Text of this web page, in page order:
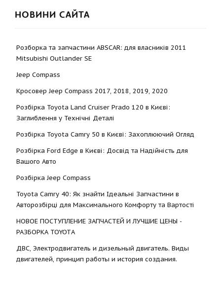
НОВИНИ САЙТА
Розборка та запчастини ABSCAR: для власників 2011
Mitsubishi Outlander SE
Jeep Compass
Кросовер Jeep Compass 2017, 2018, 2019, 2020
Розбірка Toyota Land Cruiser Prado 120 в Києві:
Заглиблення у Технічні Деталі
Розбірка Toyota Camry 50 в Києві: Захоплюючий Огляд
Розбірка Ford Edge в Києві: Досвід та Надійність для
Вашого Авто
Розбірка Jeep Compass
Toyota Camry 40: Як знайти Ідеальні Запчастини в
Авторозбірці для Максимального Комфорту та Вартості
НОВОЕ ПОСТУПЛЕНИЕ ЗАПЧАСТЕЙ И ЛУЧШИЕ ЦЕНЫ -
РАЗБОРКА TOYOTА
ДВС, Электродвигатель и дизельный двигатель. Виды
двигателей, принцип работы и история создания.